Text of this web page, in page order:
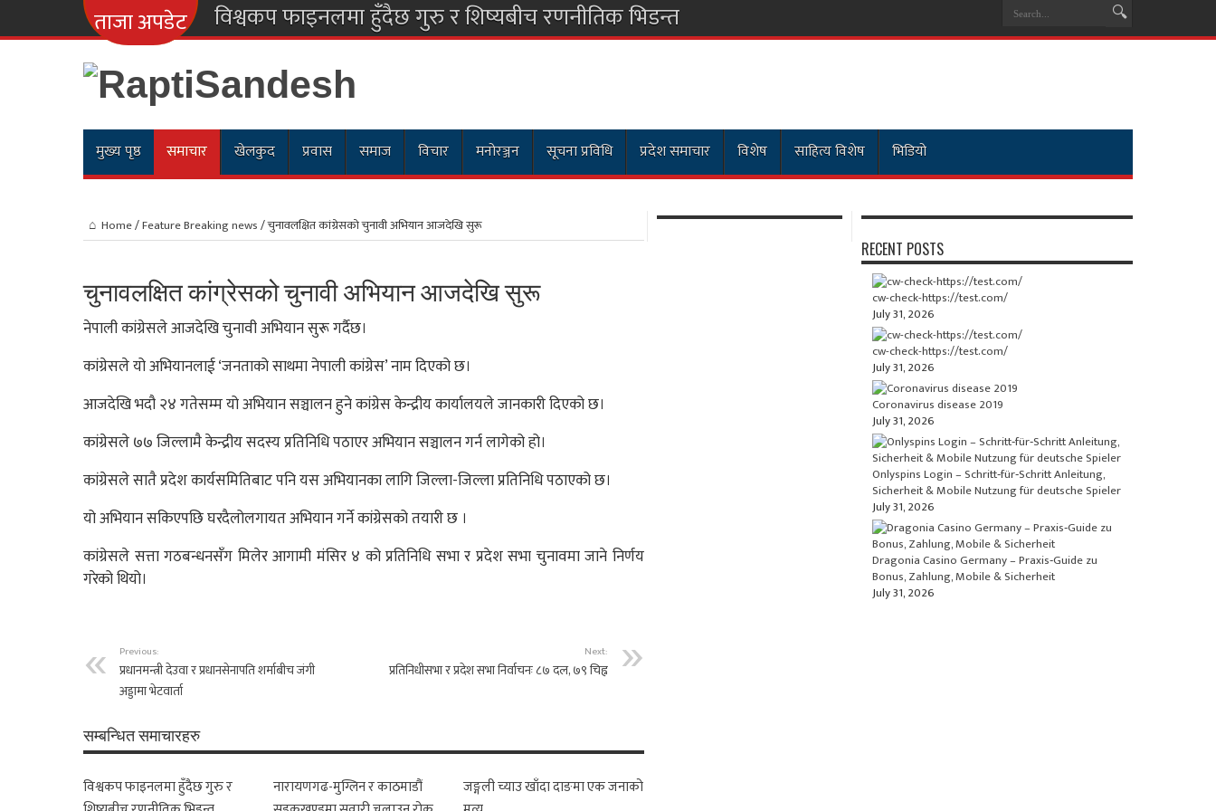
ताजा अपडेट विश्वकप फाइनलमा हुँदैछ गुरु र शिष्यबीच रणनीतिक भिडन्त
मुख्य पृष्ठ समाचार खेलकुद प्रवास समाज विचार मनोरञ्जन सूचना प्रविधि प्रदेश समाचार विशेष साहित्य विशेष भिडियो
Home/Feature Breaking news/चुनावलक्षित कांग्रेसको चुनावी अभियान आजदेखि सुरू
चुनावलक्षित कांग्रेसको चुनावी अभियान आजदेखि सुरू
नेपाली कांग्रेसले आजदेखि चुनावी अभियान सुरू गर्दैछ।
कांग्रेसले यो अभियानलाई ‘जनताको साथमा नेपाली कांग्रेस’ नाम दिएको छ।
आजदेखि भदौ २४ गतेसम्म यो अभियान सञ्चालन हुने कांग्रेस केन्द्रीय कार्यालयले जानकारी दिएको छ।
कांग्रेसले ७७ जिल्लामै केन्द्रीय सदस्य प्रतिनिधि पठाएर अभियान सञ्चालन गर्न लागेको हो।
कांग्रेसले सातै प्रदेश कार्यसमितिबाट पनि यस अभियानका लागि जिल्ला-जिल्ला प्रतिनिधि पठाएको छ।
यो अभियान सकिएपछि घरदैलोलगायत अभियान गर्ने कांग्रेसको तयारी छ ।
कांग्रेसले सत्ता गठबन्धनसँग मिलेर आगामी मंसिर ४ को प्रतिनिधि सभा र प्रदेश सभा चुनावमा जाने निर्णय
गरेको थियो।
Previous:
प्रधानमन्त्री देउवा र प्रधानसेनापति शर्माबीच जंगी
अड्डामा भेटवार्ता
Next:
प्रतिनिधीसभा र प्रदेश सभा निर्वाचनः ८७ दल, ७९ चिह्न
सम्बन्धित समाचारहरु
विश्वकप फाइनलमा हुँदैछ गुरु र
नारायणगढ-मुग्लिन र काठमाडौं
जङ्गली च्याउ खाँदा दाङमा एक जनाको
RECENT POSTS
cw-check-https://test.com/
July 31, 2026
cw-check-https://test.com/
July 31, 2026
Coronavirus disease 2019
July 31, 2026
Onlyspins Login – Schritt‑für‑Schritt Anleitung,
Sicherheit & Mobile Nutzung für deutsche Spieler
July 31, 2026
Dragonia Casino Germany – Praxis‑Guide zu
Bonus, Zahlung, Mobile & Sicherheit
July 31, 2026